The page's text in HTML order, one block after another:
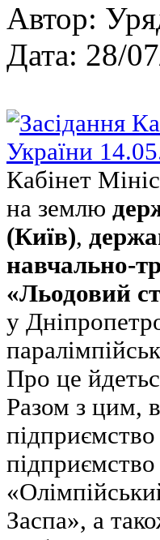
Автор:
Дата: 28/
Кабінет
на землю
(Київ),
навчально-
«Льодовий
у
Про це
Разом з цим,
Заспа», а